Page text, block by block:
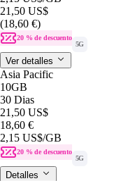
21,50 US$
(18,60 €)
20 % de descuento
5G
Ver detalles
Asia Pacific
10GB
30 Dias
21,50 US$
18,60 €
2,15 US$/GB
20 % de descuento
5G
Detalles